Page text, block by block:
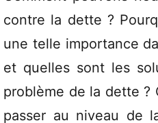
contre la dette ?
une telle importance
et quelles sont les
problème de la dette ?
passer au niveau de